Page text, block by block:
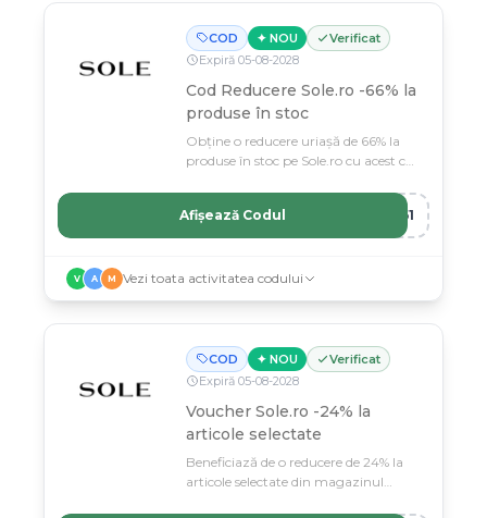
COD ✦ NOU
Verificat
Expiră 05-08-2028
Cod Reducere Sole.ro -66% la
produse în stoc
Obține o reducere uriașă de 66% la
produse în stoc pe Sole.ro cu acest cod
661
Afișează Codul
V A M Vezi toata activitatea codului
COD ✦ NOU
Verificat
Expiră 05-08-2028
Voucher Sole.ro -24% la
articole selectate
Beneficiază de o reducere de 24% la
articole selectate din magazinul